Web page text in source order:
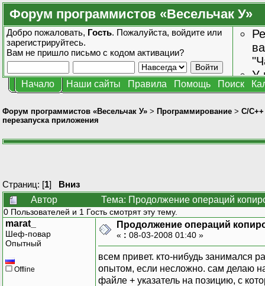
Форум программистов «Весельчак У»
Добро пожаловать, Гость. Пожалуйста, войдите или
зарегистрируйтесь.
Вам не пришло письмо с кодом активации?
У
Начало Наши сайты Правила Помощь Поиск
Форум программистов «Весельчак У» > Программирование > C/C++
перезапуска приложения
Страниц: [1] Вниз
Автор
Тема: Продолжение операций
0 Пользователей и 1 Гость смотрят эту тему.
marat_
Шеф-повар
Опытный
Offline
Продолжение операций
« : 08-03-2008 01:40 »
всем привет. кто-нибудь занимался
опытом, если несложно. сам делаю
файле + указатель на позицию, с